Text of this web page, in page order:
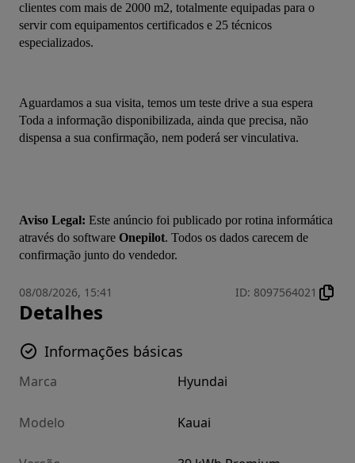
clientes com mais de 2000 m2, totalmente equipadas para o
servir com equipamentos certificados e 25 técnicos
especializados.
Aguardamos a sua visita, temos um teste drive a sua espera
Toda a informação disponibilizada, ainda que precisa, não
dispensa a sua confirmação, nem poderá ser vinculativa.
Aviso Legal: Este anúncio foi publicado por rotina informática
através do software Onepilot. Todos os dados carecem de
confirmação junto do vendedor.
08/08/2026, 15:41 ID: 8097564021
Detalhes
Informações básicas
Marca Hyundai
Modelo Kauai